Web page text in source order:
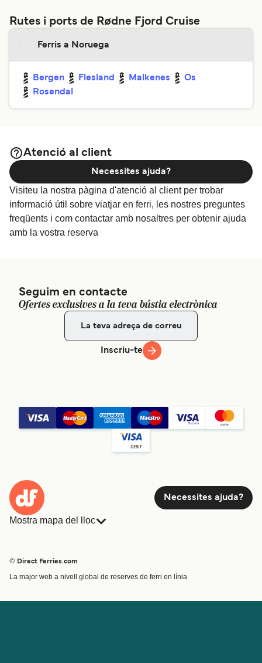
Rutes i ports de Rødne Fjord Cruise
Ferris a Noruega
Bergen Flesland Malkenes
Os
Rosendal
Atenció al client
Visiteu la nostra pàgina d'atenció al client per trobar
informació útil sobre viatjar en ferri, les nostres preguntes
freqüents i com contactar amb nosaltres per obtenir ajuda
amb la vostra reserva
Necessites ajuda?
Seguim en contacte
Ofertes exclusives a la teva bústia electrònica
Inscriu-te
Necessites ajuda?
Mostra mapa del lloc
© Direct Ferries.com
La major web a nivell global de reserves de ferri en línia